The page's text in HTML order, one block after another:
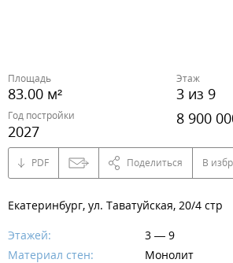
Площадь
83.00 м²
Этаж
3 из 9
Год постройки
2027
8 900
PDF Поделиться В
Екатеринбург, ул. Таватуйская, 20/4 стр
Этажей:
3 — 9
Материал стен:
Монолит